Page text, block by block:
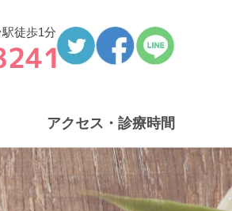
徒歩1分
アクセス・診療時間